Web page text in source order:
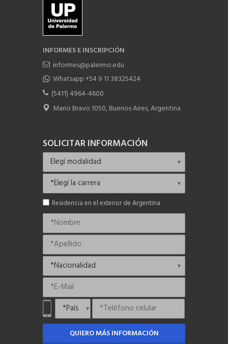
INFORMES E INSCRIPCIÓN
informes@palermo.edu
Whatsapp +54 9 11 38325424
(5411) 4964-4600
Mario Bravo 1050, Buenos Aires, Argentina
SOLICITAR INFORMACIÓN
Residencia en el exterior de Argentina
QUIERO MÁS INFORMACIÓN